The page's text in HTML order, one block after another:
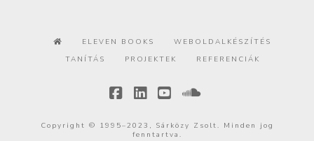
ELEVEN BOOKS
WEBOLDALKÉSZÍTÉS
TANÍTÁS
PROJEKTEK REFERENCIÁK
Copyright © 1995–2023, Sárközy Zsolt. Minden jog
fenntartva.